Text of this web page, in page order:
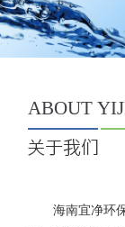
ABOUT
海南宜净环